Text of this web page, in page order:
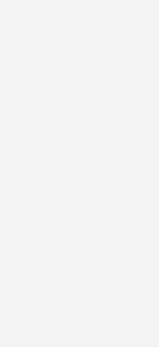
angepasst werden
als auch komplexe,
oder inhomogene,
inklusive paralleler Grafik-
sein (beispielsweise
und
auch besondere
oder schwach belüftete
Dachräume, keilförmige
etc. Gerade in der
sich die einzelnen
, Verbund- und
Wichtig ist, dass
1 berechnet werden. So kann